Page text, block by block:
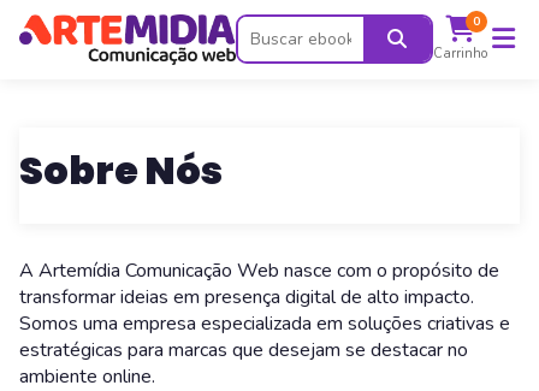
0
Carrinho
Sobre Nós
A Artemídia Comunicação Web nasce com o propósito de
transformar ideias em presença digital de alto impacto.
Somos uma empresa especializada em soluções criativas e
estratégicas para marcas que desejam se destacar no
ambiente online.